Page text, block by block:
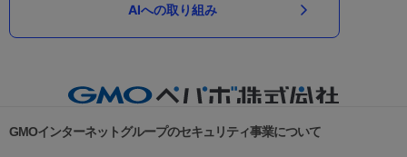
AIへの取り組み
GMOインターネットグループのセキュリティ事業について